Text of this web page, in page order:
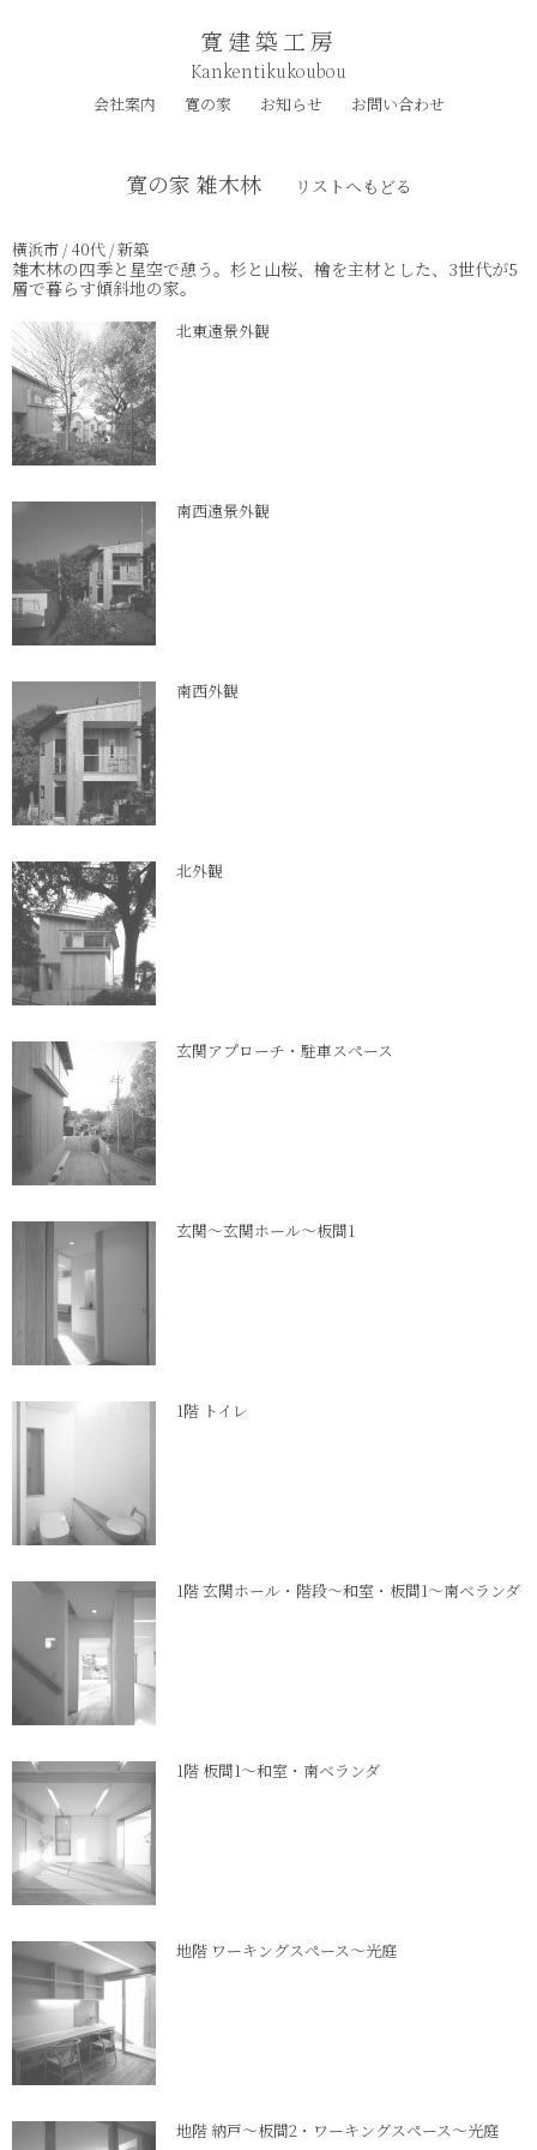
寛建築工房
Kankentikukoubou
会社案内 寛の家 お知らせ お問い合わせ
寛の家 雑木林 リストへもどる
横浜市 / 40代 / 新築
雑木林の四季と星空で憩う。杉と山桜、檜を主材とした、3世代が5
層で暮らす傾斜地の家。
北東遠景外観
南西遠景外観
南西外観
北外観
玄関アプローチ・駐車スペース
玄関～玄関ホール～板間1
1階 トイレ
1階 玄関ホール・階段～和室・板間1～南ベランダ
1階 板間1～和室・南ベランダ
地階 ワーキングスペース～光庭
地階 納戸～板間2・ワーキングスペース～光庭